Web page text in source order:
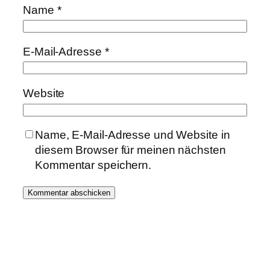
Name *
E-Mail-Adresse *
Website
Name, E-Mail-Adresse und Website in
diesem Browser für meinen nächsten
Kommentar speichern.